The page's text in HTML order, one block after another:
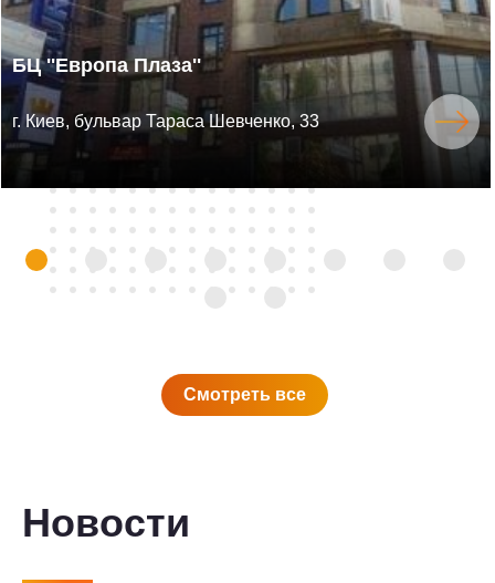
БЦ ''Европа Плаза''
г. Киев, бульвар Тараса Шевченко, 33
Смотреть все
Новости